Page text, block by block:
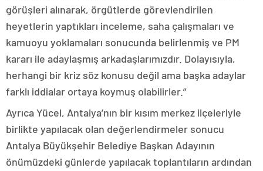
görüşleri alınarak, örgütlerde görevlendirilen
heyetlerin yaptıkları inceleme, saha çalışmaları ve
kamuoyu yoklamaları sonucunda belirlenmiş ve PM
kararı ile adaylaşmış arkadaşlarımızdır. Dolayısıyla,
herhangi bir kriz söz konusu değil ama başka adaylar
farklı iddialar ortaya koymuş olabilirler.”
Ayrıca Yücel, Antalya’nın bir kısım merkez ilçeleriyle
birlikte yapılacak olan değerlendirmeler sonucu
Antalya Büyükşehir Belediye Başkan Adayının
önümüzdeki günlerde yapılacak toplantıların ardından